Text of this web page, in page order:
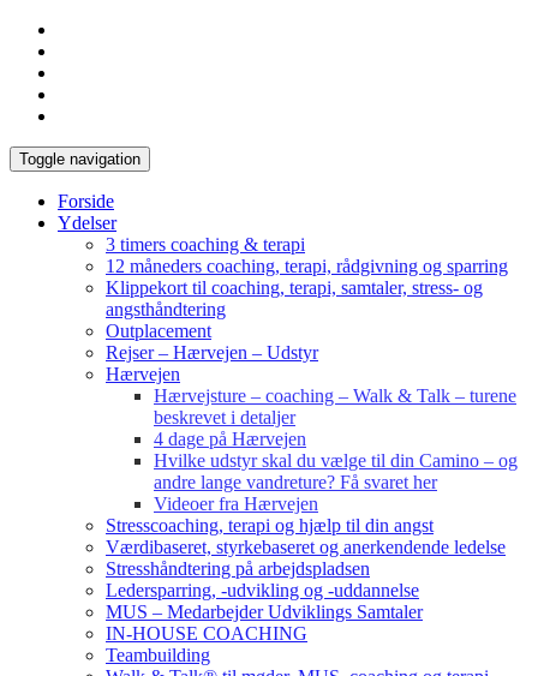
Toggle navigation
Forside
Ydelser
3 timers coaching & terapi
12 måneders coaching, terapi, rådgivning og sparring
Klippekort til coaching, terapi, samtaler, stress- og
angsthåndtering
Outplacement
Rejser – Hærvejen – Udstyr
Hærvejen
Hærvejsture – coaching – Walk & Talk – turene
beskrevet i detaljer
4 dage på Hærvejen
Hvilke udstyr skal du vælge til din Camino – og
andre lange vandreture? Få svaret her
Videoer fra Hærvejen
Stresscoaching, terapi og hjælp til din angst
Værdibaseret, styrkebaseret og anerkendende ledelse
Stresshåndtering på arbejdspladsen
Ledersparring, -udvikling og -uddannelse
MUS – Medarbejder Udviklings Samtaler
IN-HOUSE COACHING
Teambuilding